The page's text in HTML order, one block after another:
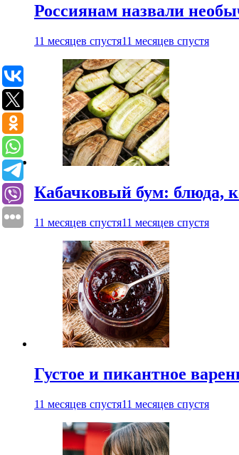
Россиянам назвали
11 месяцев спустя11 месяцев спустя
Кабачковый бум: блюда,
11 месяцев спустя11 месяцев спустя
Густое и пикантное
11 месяцев спустя11 месяцев спустя